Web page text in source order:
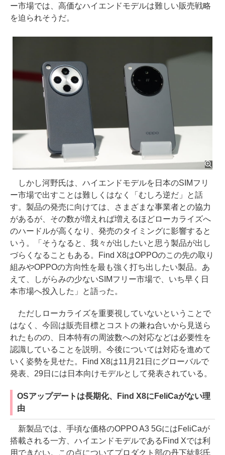
ー市場では、高価なハイエンドモデルは難しい販売戦略
を迫られそうだ。
しかし河野氏は、ハイエンドモデルを日本のSIMフリ
ー市場で出すことは難しくはなく「むしろ逆だ」と話
す。製品の発売に向けては、さまざまな事業者との協力
があるが、その数が増えれば増えるほどローカライズへ
のハードルが高くなり、発売のタイミングに影響すると
いう。「そうなると、我々が出したいと思う製品が出し
づらくなることもある。Find X8はOPPOのこの先の取り
組みやOPPOの方向性を最も強く打ち出したい製品。あ
えて、しがらみの少ないSIMフリー市場で、いち早く日
本市場へ投入した」と語った。
ただしローカライズを重要視していないということで
はなく、今回は販売目標とコストの兼ね合いから見送ら
れたものの、日本特有の周波数への対応などは必要性を
認識していることを説明。今後については対応を進めて
いく姿勢を見せた。Find X8は11月21日にグローバルで
発表、29日には日本向けモデルとして発表されている。
OSアップデートは長期化、Find X8にFeliCaがない理
由
新製品では、手頃な価格のOPPO A3 5GにはFeliCaが
搭載される一方、ハイエンドモデルであるFind Xでは利
用できない。この点についてプロダクト部の丹下紘彰氏